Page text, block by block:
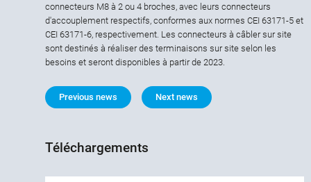
connecteurs M8 à 2 ou 4 broches, avec leurs connecteurs
d'accouplement respectifs, conformes aux normes CEI 63171-5 et
CEI 63171-6, respectivement. Les connecteurs à câbler sur site
sont destinés à réaliser des terminaisons sur site selon les
besoins et seront disponibles à partir de 2023.
Previous news Next news
Téléchargements